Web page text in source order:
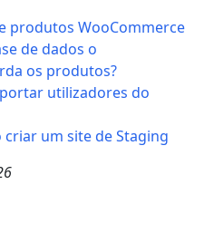
produtos WooCommerce
de dados o
os produtos?
utilizadores do
um site de Staging